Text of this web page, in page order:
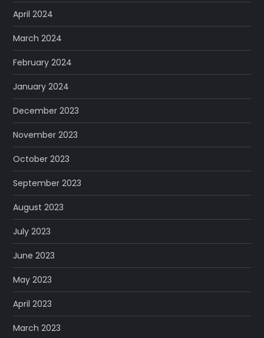
April 2024
March 2024
February 2024
January 2024
December 2023
November 2023
October 2023
September 2023
August 2023
July 2023
June 2023
May 2023
April 2023
March 2023